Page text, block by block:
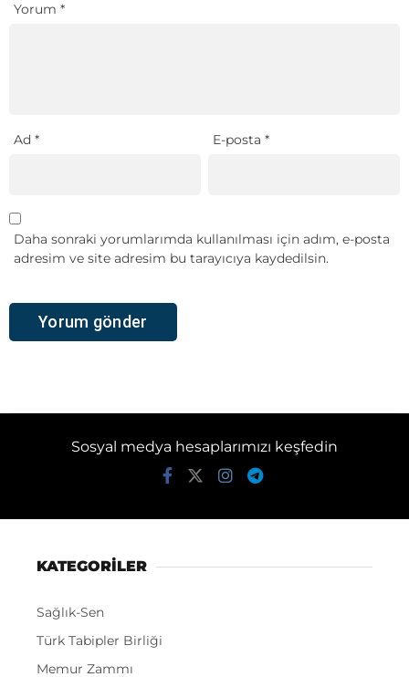
Yorum *
Ad * E-posta*
Daha sonraki yorumlarımda kullanılması için adım, e-posta
adresim ve site adresim bu tarayıcıya kaydedilsin.
Sosyal medya hesaplarımızı keşfedin
KATEGORİLER
Sağlık-Sen
Türk Tabipler Birliği
Memur Zammı